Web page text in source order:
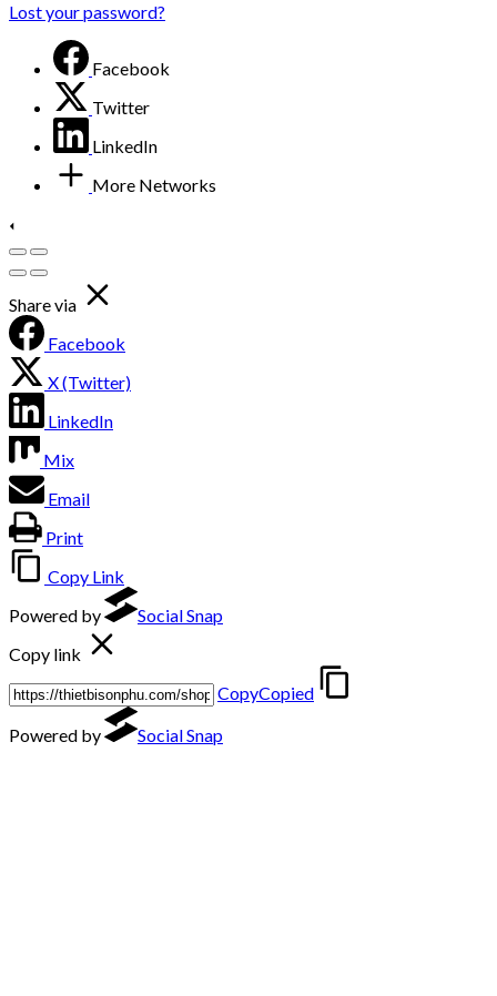
Lost your password?
Facebook
Twitter
LinkedIn
More Networks
Share via
Facebook
X (Twitter)
LinkedIn
Mix
Email
Print
Copy Link
Powered by
Social Snap
Copy link
CopyCopied
Powered by
Social Snap